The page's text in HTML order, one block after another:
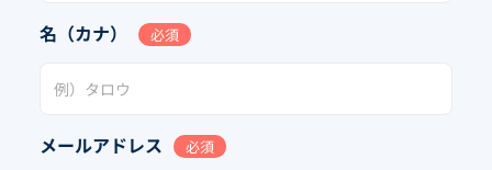
名（カナ） 必須
メールアドレス 必須